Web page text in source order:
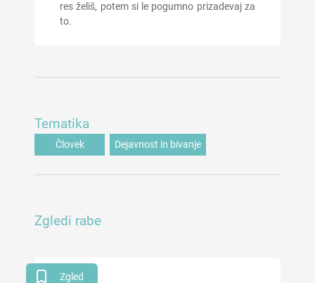
res želiš, potem si le pogumno prizadevaj za
to.
Tematika
Človek Dejavnost in bivanje
Zgledi rabe
Zgled